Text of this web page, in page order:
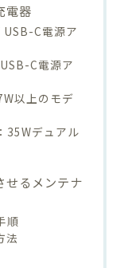
電器
C電源ア
C電源ア
以上のモデ
35Wデュアル
るメンテナ
順
法